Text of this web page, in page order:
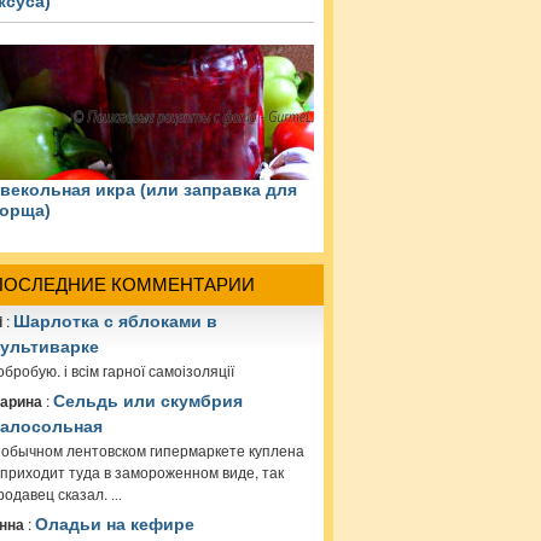
икра (или заправка для
КОММЕНТАРИИ
: Шарлотка с яблоками в
і всім гарної самоізоляції
:Сельдь или скумбрия
лентовском гипермаркете куплена
туда в замороженном виде, так
сказал. ...
:Оладьи на кефире